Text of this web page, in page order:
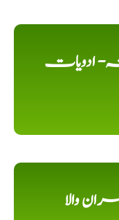
ادویات
والا